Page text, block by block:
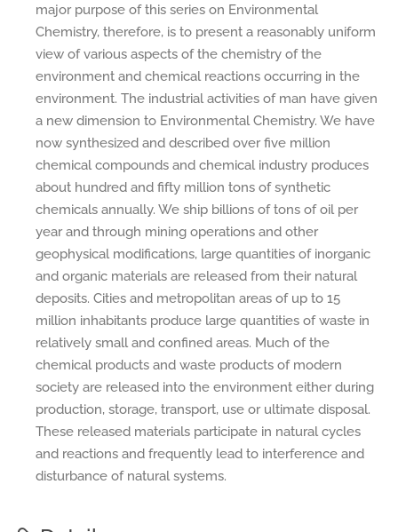
major purpose of this series on Environmental
Chemistry, therefore, is to present a reasonably uniform
view of various aspects of the chemistry of the
environment and chemical reactions occurring in the
environment. The industrial activities of man have given
a new dimension to Environmental Chemistry. We have
now synthesized and described over five million
chemical compounds and chemical industry produces
about hundred and fifty million tons of synthetic
chemicals annually. We ship billions of tons of oil per
year and through mining operations and other
geophysical modifications, large quantities of inorganic
and organic materials are released from their natural
deposits. Cities and metropolitan areas of up to 15
million inhabitants produce large quantities of waste in
relatively small and confined areas. Much of the
chemical products and waste products of modern
society are released into the environment either during
production, storage, transport, use or ultimate disposal.
These released materials participate in natural cycles
and reactions and frequently lead to interference and
disturbance of natural systems.